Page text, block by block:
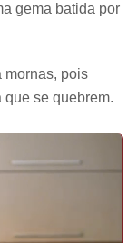
gema batida por
mornas, pois
se quebrem.